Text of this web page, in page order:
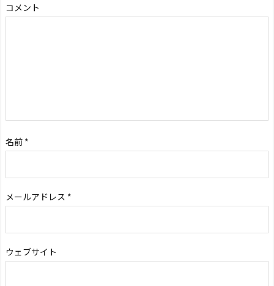
コメント
名前 *
メールアドレス *
ウェブサイト